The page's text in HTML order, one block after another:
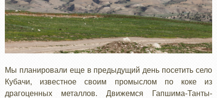
Мы планировали еще в предыдущий день посетить село
Кубачи, известное своим промыслом по коке из
драгоценных металлов. Движемся Гапшима-Танты-